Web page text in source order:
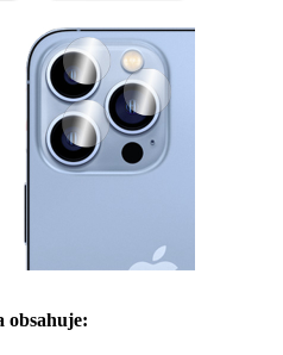
obsahuje: